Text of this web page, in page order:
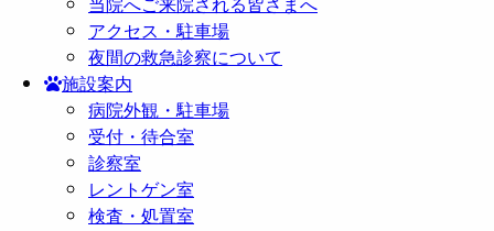
アクセス・駐車場
夜間の救急診察について
施設案内
病院外観・駐車場
受付・待合室
診察室
レントゲン室
検査・処置室